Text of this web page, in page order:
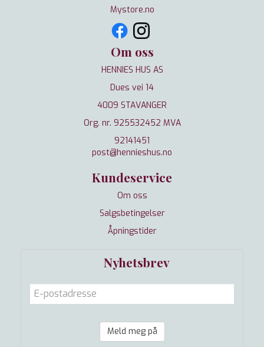
Mystore.no
Om oss
HENNIES HUS AS
Dues vei 14
4009 STAVANGER
Org. nr. 925532452 MVA
92141451
post@hennieshus.no
Kundeservice
Om oss
Salgsbetingelser
Åpningstider
Nyhetsbrev
Meld meg på